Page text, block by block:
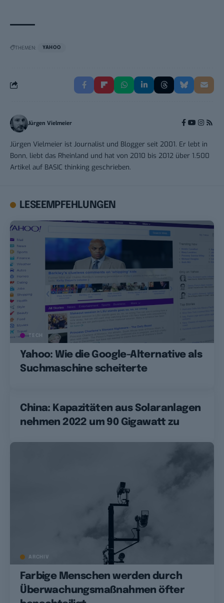
THEMEN: YAHOO
Jürgen Vielmeier
Jürgen Vielmeier ist Journalist und Blogger seit 2001. Er lebt in
Bonn, liebt das Rheinland und hat von 2010 bis 2012 über 1.500
Artikel auf BASIC thinking geschrieben.
LESEEMPFEHLUNGEN
TECH
Yahoo: Wie die Google-Alternative als
Suchmaschine scheiterte
China: Kapazitäten aus Solaranlagen
nehmen 2022 um 90 Gigawatt zu
ARCHIV
Farbige Menschen werden durch
Überwachungsmaßnahmen öfter